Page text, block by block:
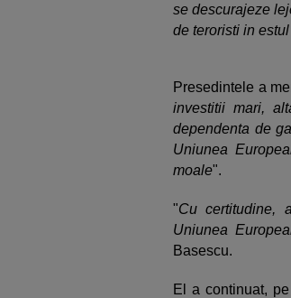
se descurajeze
de teroristi in
Presedintele a
investitii mari,
dependenta de
Uniunea
moale".
"Cu certitudine,
Uniunea
Basescu.
El a continuat,